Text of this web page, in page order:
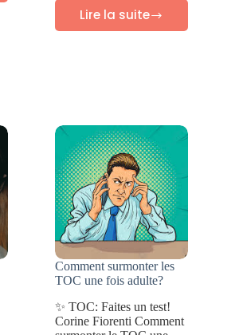
Lire la suite
Traumatisme
comprendre
et
guérir
Comment surmonter les
TOC une fois adulte?
✨ TOC: Faites un test!
Corine Fiorenti Comment